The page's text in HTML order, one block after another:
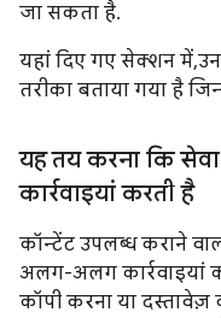
जा सकता है.
यहां दिए गए सेक्शन में,
तरीका बताया गया है
यह तय करना कि
कार्रवाइयां करती है
कॉन्टेंट उपलब्ध कराने
अलग-अलग कार्रवाइयां
कॉपी करना या